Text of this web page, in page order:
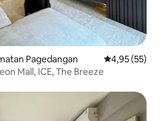
Pagedangan Средна
4,95 (55)
Mall, ICE, The Breeze